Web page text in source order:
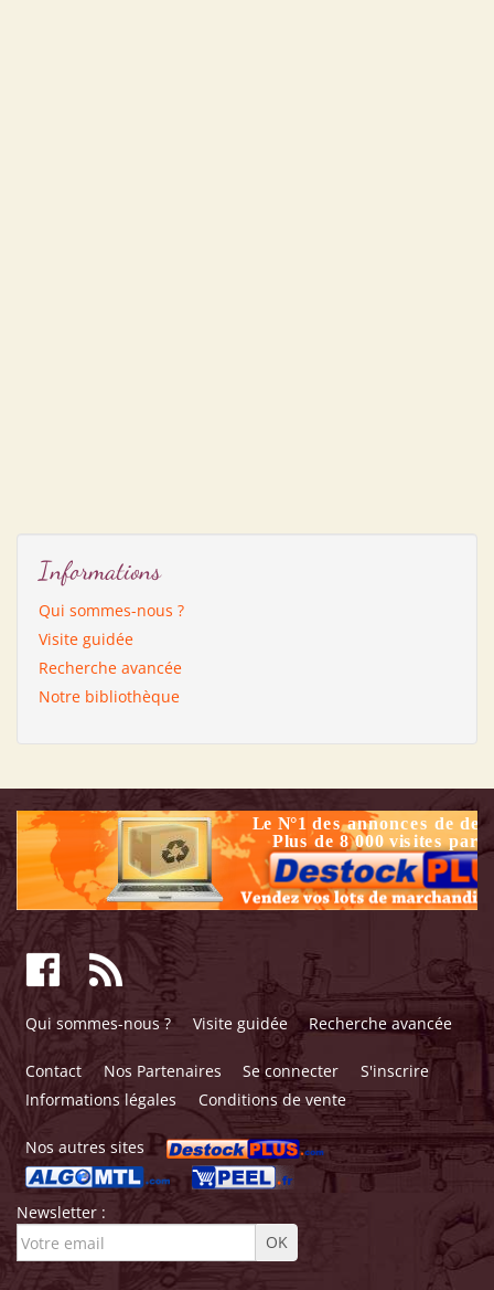
Informations
Qui sommes-nous ?
Visite guidée
Recherche avancée
Notre bibliothèque
Qui sommes-nous ? Visite guidée Recherche avancée
Contact Nos Partenaires Se connecter
S'inscrire
Informations légales
Conditions de vente
Nos autres sites
Newsletter :